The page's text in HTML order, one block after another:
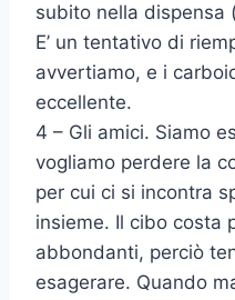
subito nella dispensa
E’ un tentativo di
avvertiamo, e i
eccellente.
4 – Gli amici. Siamo
vogliamo perdere la
per cui ci si incontra
insieme. Il cibo costa
abbondanti, perciò
esagerare. Quando